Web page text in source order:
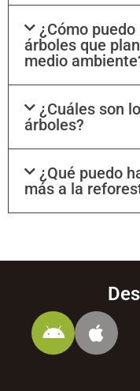
¿Cómo
árboles que
medio
¿Cuáles son
árboles?
¿Qué puedo
más a la